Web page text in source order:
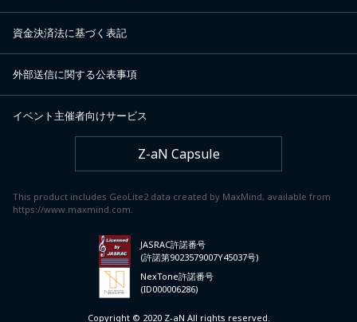
資金決済法に基づく表記
外部送信に関する公表事項
イベント主催者向けサービス
Z-aN Capsule
This product includes GeoLite2 data created by MaxMind, available from
https://www.maxmind.com.
JASRAC許諾番号
(許諾第9023579007Y45037号)
NexTone許諾番号
(ID000006286)
Copyright © 2020 Z-aN All rights reserved.